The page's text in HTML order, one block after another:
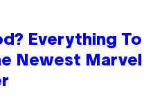
Everything To
Newest Marvel